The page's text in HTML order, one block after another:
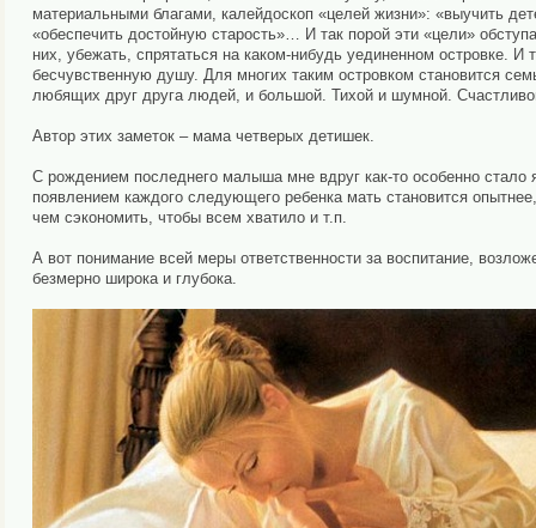
материальными благами, калейдоскоп «целей жизни»: «выучить
«обеспечить достойную старость»… И так порой эти «цели»
них, убежать, спрятаться на каком-нибудь уединенном островке.
бесчувственную душу. Для многих таким островком становится
любящих друг друга людей, и большой. Тихой и шумной.
Автор этих заметок – мама четверых детишек.
С рождением последнего малыша мне вдруг как-то особенно
появлением каждого следующего ребенка мать становится
чем сэкономить, чтобы всем хватило и т.п.
А вот понимание всей меры ответственности за воспитание,
безмерно широка и глубока.